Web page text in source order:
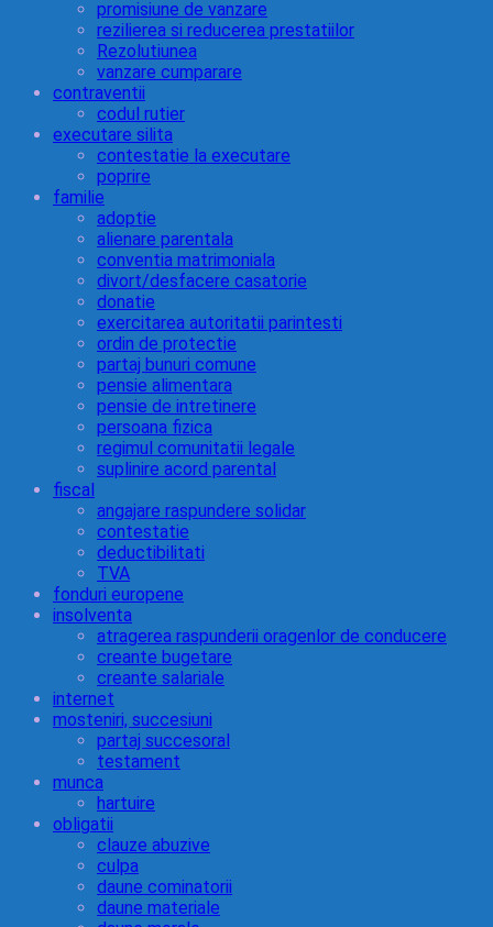
promisiune de vanzare
rezilierea si reducerea prestatiilor
Rezolutiunea
vanzare cumparare
contraventii
codul rutier
executare silita
contestatie la executare
poprire
familie
adoptie
alienare parentala
conventia matrimoniala
divort/desfacere casatorie
donatie
exercitarea autoritatii parintesti
ordin de protectie
partaj bunuri comune
pensie alimentara
pensie de intretinere
persoana fizica
regimul comunitatii legale
suplinire acord parental
fiscal
angajare raspundere solidar
contestatie
deductibilitati
TVA
fonduri europene
insolventa
atragerea raspunderii oragenlor de conducere
creante bugetare
creante salariale
internet
mosteniri, succesiuni
partaj succesoral
testament
munca
hartuire
obligatii
clauze abuzive
culpa
daune cominatorii
daune materiale